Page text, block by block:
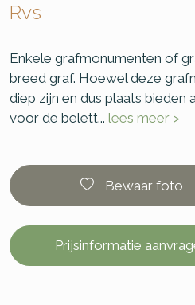
Rvs
Enkele grafmonumenten of
breed graf. Hoewel deze
diep zijn en dus plaats bieden
voor de belett... lees meer >
Bewaar foto
Prijsinformatie